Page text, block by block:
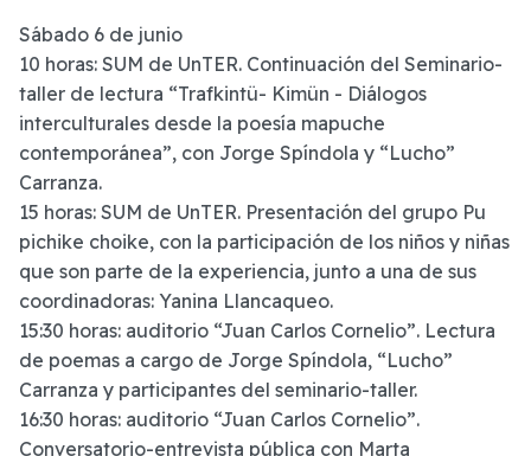
Sábado 6 de junio
10 horas: SUM de UnTER. Continuación del Seminario-
taller de lectura “Trafkintü- Kimün - Diálogos
interculturales desde la poesía mapuche
contemporánea”, con Jorge Spíndola y “Lucho”
Carranza.
15 horas: SUM de UnTER. Presentación del grupo Pu
pichike choike, con la participación de los niños y niñas
que son parte de la experiencia, junto a una de sus
coordinadoras: Yanina Llancaqueo.
15:30 horas: auditorio “Juan Carlos Cornelio”. Lectura
de poemas a cargo de Jorge Spíndola, “Lucho”
Carranza y participantes del seminario-taller.
16:30 horas: auditorio “Juan Carlos Cornelio”.
Conversatorio-entrevista pública con Marta